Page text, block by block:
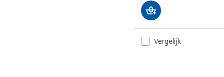
Vergelijk